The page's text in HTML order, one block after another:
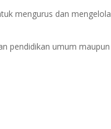
mengurus dan mengelola
pendidikan umum maupun